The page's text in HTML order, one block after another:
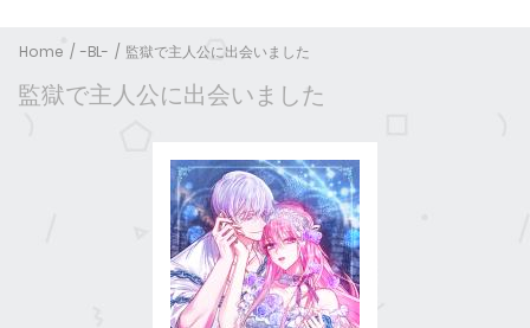
Home -BL- 監獄で主人公に出会いました
監獄で主人公に出会いました